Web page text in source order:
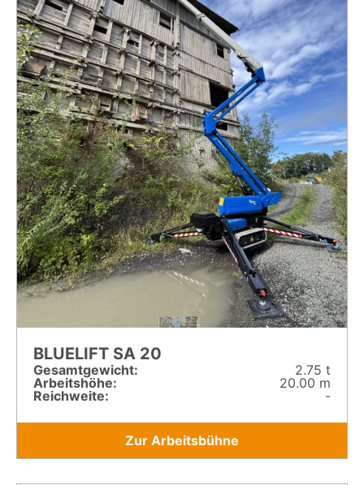
BLUELIFT SA 20
Gesamt­gewicht:
2.75 t
Arbeitshöhe:
20.00 m
Reichweite:
-
Zur Arbeitsbühne